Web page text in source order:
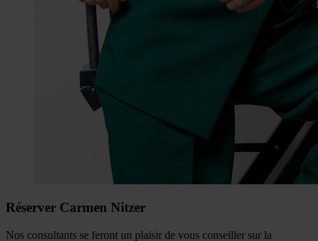
Réserver Carmen Nitzer
Nos consultants se feront un plaisir de vous conseiller sur la